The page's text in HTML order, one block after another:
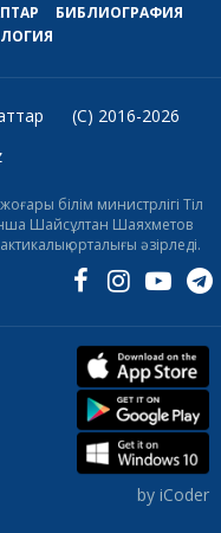
БИБЛИОГРАФИЯ
(C) 2016-2026
білім министрлігі Тіл
Шайсұлтан Шаяхметов
орталығы әзірледі.
by iCoder